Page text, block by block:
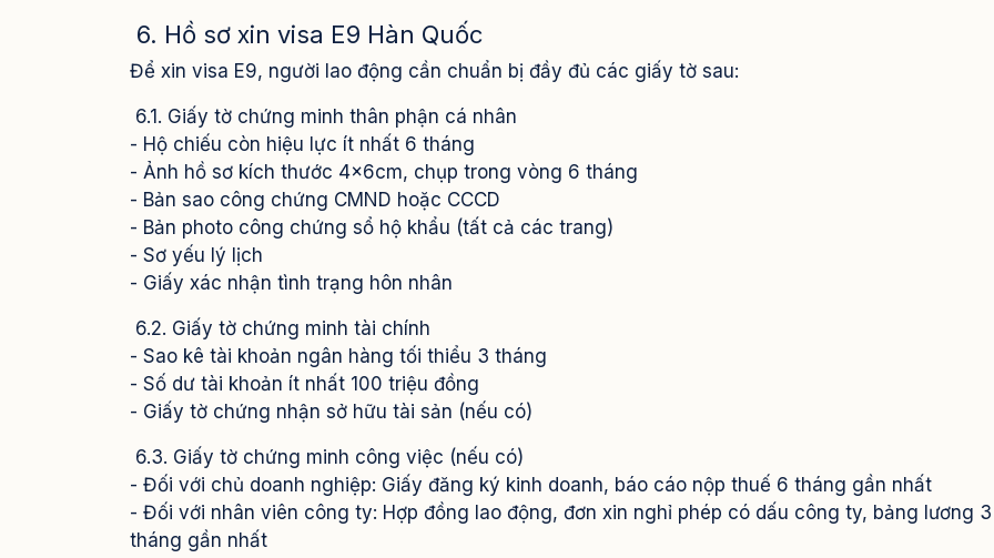
6. Hồ sơ xin visa E9 Hàn Quốc
Để xin visa E9, người lao động cần chuẩn bị đầy đủ các giấy tờ sau:
6.1. Giấy tờ chứng minh thân phận cá nhân
- Hộ chiếu còn hiệu lực ít nhất 6 tháng
- Ảnh hồ sơ kích thước 4x6cm, chụp trong vòng 6 tháng
- Bản sao công chứng CMND hoặc CCCD
- Bản photo công chứng sổ hộ khẩu (tất cả các trang)
- Sơ yếu lý lịch
- Giấy xác nhận tình trạng hôn nhân
6.2. Giấy tờ chứng minh tài chính
- Sao kê tài khoản ngân hàng tối thiểu 3 tháng
- Số dư tài khoản ít nhất 100 triệu đồng
- Giấy tờ chứng nhận sở hữu tài sản (nếu có)
6.3. Giấy tờ chứng minh công việc (nếu có)
- Đối với chủ doanh nghiệp: Giấy đăng ký kinh doanh, báo cáo nộp thuế 6 tháng gần nhất
- Đối với nhân viên công ty: Hợp đồng lao động, đơn xin nghỉ phép có dấu công ty, bảng lương 3
tháng gần nhất